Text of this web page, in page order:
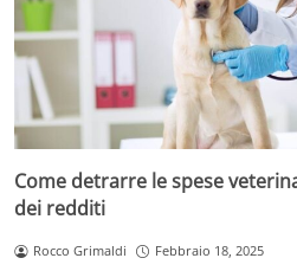
Come detrarre le spese
dei redditi
Rocco Grimaldi Febbraio 18, 2025